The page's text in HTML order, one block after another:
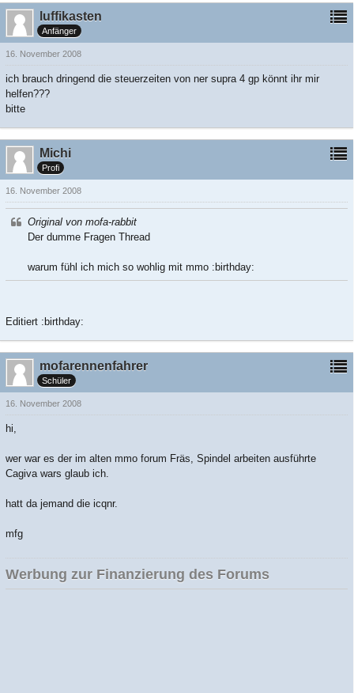
luffikasten
Anfänger
16. November 2008
ich brauch dringend die steuerzeiten von ner supra 4 gp könnt ihr mir
helfen???
bitte
Michi
Profi
16. November 2008
Original von mofa-rabbit
Der dumme Fragen Thread
warum fühl ich mich so wohlig mit mmo :birthday:
Editiert :birthday:
mofarennenfahrer
Schüler
16. November 2008
hi,
wer war es der im alten mmo forum Fräs, Spindel arbeiten ausführte
Cagiva wars glaub ich.
hatt da jemand die icqnr.
mfg
Werbung zur Finanzierung des Forums